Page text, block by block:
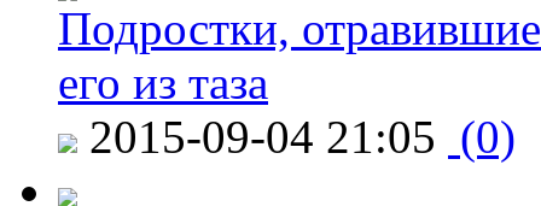
Подростки,
его из таза
2015-09-04 21:05 (0)